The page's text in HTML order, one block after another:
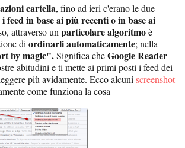
cartella, fino ad ieri c'erano le due
feed in base ai più recenti o in base ai
attraverso un particolare algoritmoè
di ordinarli automaticamente; nella
by magic".Significa cheGoogle Reader
abitudini e ti mette ai primi posti i feed dei
più avidamente. Ecco alcuni screenshot
come funziona la cosa